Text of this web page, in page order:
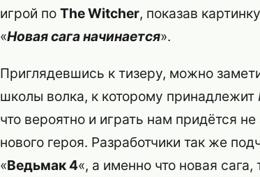
игрой по The Witcher, показав
«Новая сага начинается».
Приглядевшись к тизеру, можно
школы волка, к которому принадлежит
что вероятно и играть нам придётся не
нового героя. Разработчики так же
«Ведьмак 4«, а именно что новая